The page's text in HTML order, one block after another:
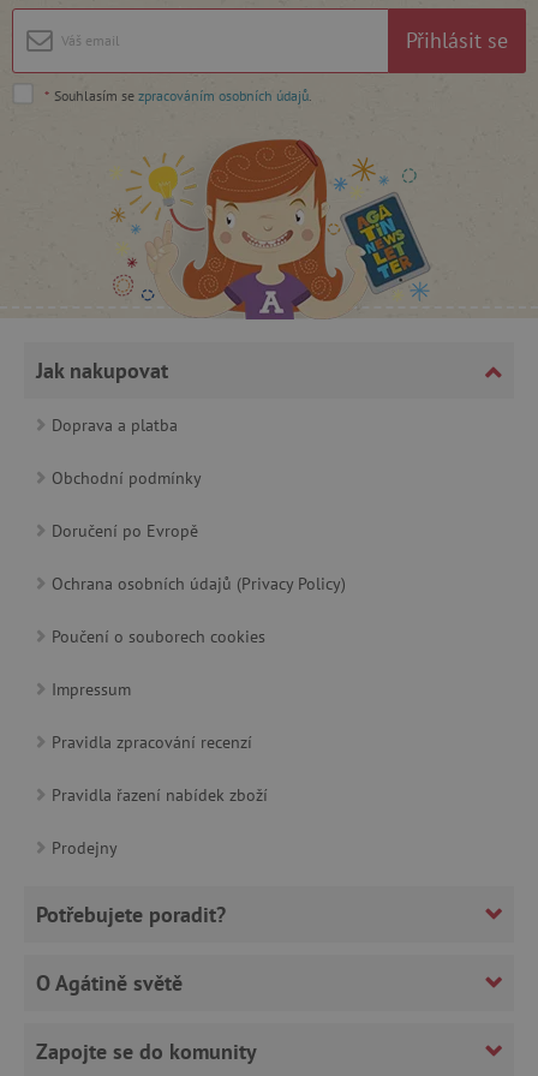
Přihlásit se
* Souhlasím se zpracováním osobních údajů
Jak nakupovat
Doprava a platba
Obchodní podmínky
Doručení po Evropě
Ochrana osobních údajů (Privacy Policy)
Poučení o souborech cookies
Impressum
Pravidla zpracování recenzí
Pravidla řazení nabídek zboží
Prodejny
Potřebujete poradit?
O Agátině světě
Zapojte se do komunity
přihlášení uživatele a správa účtu. Webové
cookie správně používat.
__cf_bm
Cloudflare Inc.
.vimeo.com
_lb_ccc
cjConsent
www.agatinsvet.cz